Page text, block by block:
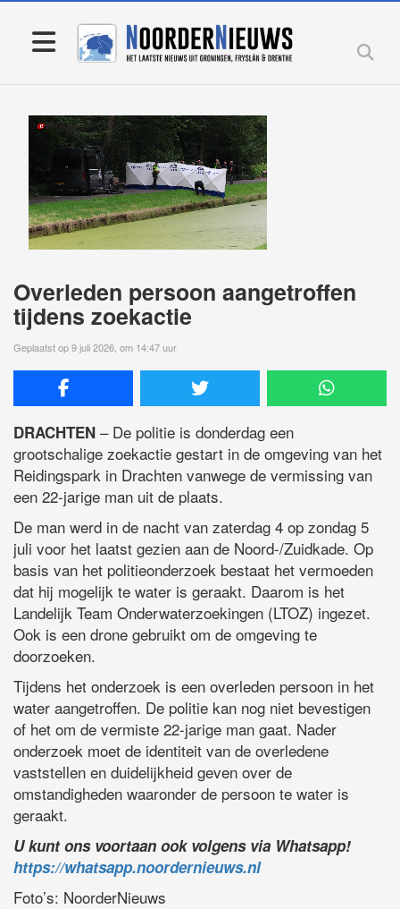
Overleden persoon aangetroffen
tijdens zoekactie
Geplaatst op 9 juli 2026, om 14:47 uur
DRACHTEN – De politie is donderdag een
grootschalige zoekactie gestart in de omgeving van het
Reidingspark in Drachten vanwege de vermissing van
een 22-jarige man uit de plaats.
De man werd in de nacht van zaterdag 4 op zondag 5
juli voor het laatst gezien aan de Noord-/Zuidkade. Op
basis van het politieonderzoek bestaat het vermoeden
dat hij mogelijk te water is geraakt. Daarom is het
Landelijk Team Onderwaterzoekingen (LTOZ) ingezet.
Ook is een drone gebruikt om de omgeving te
doorzoeken.
Tijdens het onderzoek is een overleden persoon in het
water aangetroffen. De politie kan nog niet bevestigen
of het om de vermiste 22-jarige man gaat. Nader
onderzoek moet de identiteit van de overledene
vaststellen en duidelijkheid geven over de
omstandigheden waaronder de persoon te water is
geraakt.
U kunt ons voortaan ook volgens via Whatsapp!
https://whatsapp.noordernieuws.nl
Foto’s: NoorderNieuws